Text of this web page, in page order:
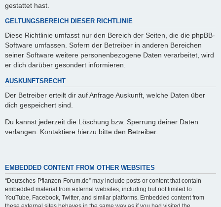
gestattet hast.
GELTUNGSBEREICH DIESER RICHTLINIE
Diese Richtlinie umfasst nur den Bereich der Seiten, die die phpBB-
Software umfassen. Sofern der Betreiber in anderen Bereichen
seiner Software weitere personenbezogene Daten verarbeitet, wird
er dich darüber gesondert informieren.
AUSKUNFTSRECHT
Der Betreiber erteilt dir auf Anfrage Auskunft, welche Daten über
dich gespeichert sind.
Du kannst jederzeit die Löschung bzw. Sperrung deiner Daten
verlangen. Kontaktiere hierzu bitte den Betreiber.
EMBEDDED CONTENT FROM OTHER WEBSITES
“Deutsches-Pflanzen-Forum.de” may include posts or content that contain
embedded material from external websites, including but not limited to
YouTube, Facebook, Twitter, and similar platforms. Embedded content from